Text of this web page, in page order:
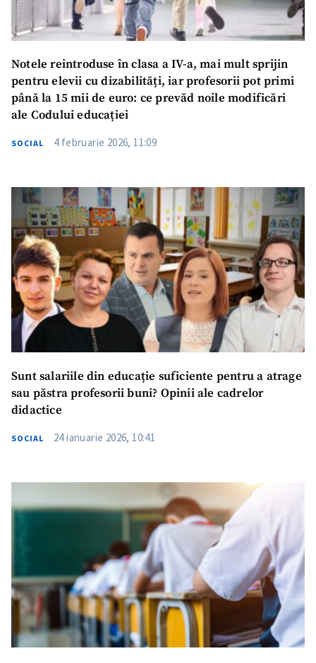
Notele reintroduse în clasa a IV-a, mai mult sprijin
pentru elevii cu dizabilități, iar profesorii pot primi
până la 15 mii de euro: ce prevăd noile modificări
ale Codului educației
SOCIAL 4 februarie 2026, 11:09
Sunt salariile din educație suficiente pentru a atrage
sau păstra profesorii buni? Opinii ale cadrelor
didactice
SOCIAL 24 ianuarie 2026, 10:41